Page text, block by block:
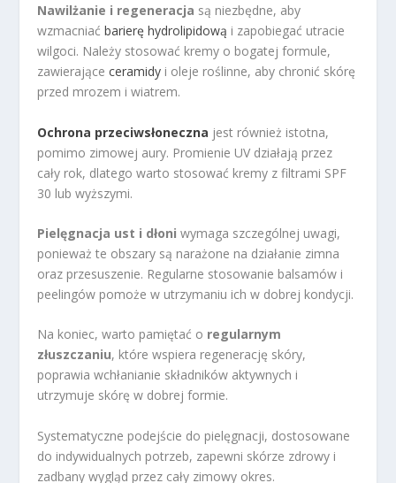
Nawilżanie i regeneracja są niezbędne, aby
wzmacniaćbarierę hydrolipidową i zapobiegać utracie
wilgoci. Należy stosować kremy o bogatej formule,
zawierająceceramidy i oleje roślinne, aby chronić skórę
przed mrozem i wiatrem.
Ochrona przeciwsłoneczna jest również istotna,
pomimo zimowej aury. Promienie UV działają przez
cały rok, dlatego warto stosować kremy z filtrami SPF
30 lub wyższymi.
Pielęgnacja ust i dłoni wymaga szczególnej uwagi,
ponieważ te obszary są narażone na działanie zimna
oraz przesuszenie. Regularne stosowanie balsamów i
peelingów pomoże w utrzymaniu ich w dobrej kondycji.
Na koniec, warto pamiętać o regularnym
złuszczaniu, które wspiera regenerację skóry,
poprawia wchłanianie składników aktywnych i
utrzymuje skórę w dobrej formie.
Systematyczne podejście do pielęgnacji, dostosowane
do indywidualnych potrzeb, zapewni skórze zdrowy i
zadbany wygląd przez cały zimowy okres.